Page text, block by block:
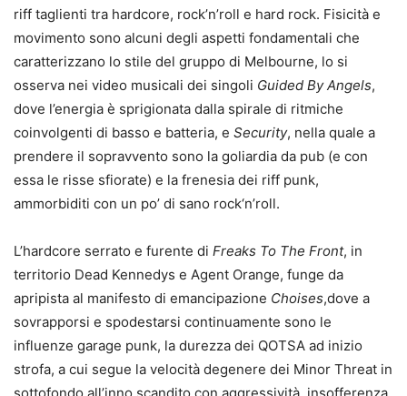
riff taglienti tra hardcore, rock’n’roll e hard rock. Fisicità e
movimento sono alcuni degli aspetti fondamentali che
caratterizzano lo stile del gruppo di Melbourne, lo si
osserva nei video musicali dei singoli Guided By Angels,
dove l’energia è sprigionata dalla spirale di ritmiche
coinvolgenti di basso e batteria, e Security, nella quale a
prendere il sopravvento sono la goliardia da pub (e con
essa le risse sfiorate) e la frenesia dei riff punk,
ammorbiditi con un po’ di sano rock‘n’roll.
L’hardcore serrato e furente di Freaks To The Front, in
territorio Dead Kennedys e Agent Orange, funge da
apripista al manifesto di emancipazione Choises,dove a
sovrapporsi e spodestarsi continuamente sono le
influenze garage punk, la durezza dei QOTSA ad inizio
strofa, a cui segue la velocità degenere dei Minor Threat in